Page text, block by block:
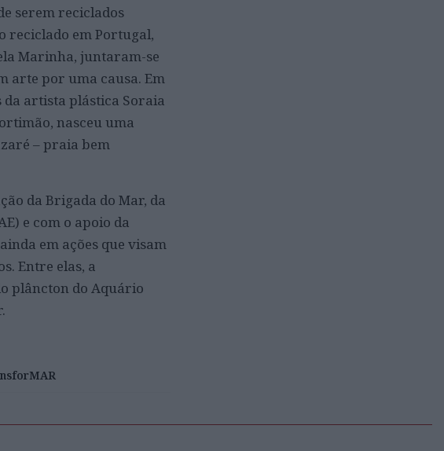
serem reciclados
reciclado em Portugal,
Marinha, juntaram-se
arte por uma causa. Em
artista plástica Soraia
nasceu uma
– praia bem
da Brigada do Mar, da
e com o apoio da
em ações que visam
Entre elas, a
plâncton do Aquário